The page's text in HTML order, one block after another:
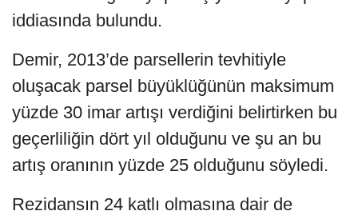
iddiasında bulundu.
Demir, 2013’de parsellerin tevhitiyle
oluşacak parsel büyüklüğünün maksimum
yüzde 30 imar artışı verdiğini belirtirken bu
geçerliliğin dört yıl olduğunu ve şu an bu
artış oranının yüzde 25 olduğunu söyledi.
Rezidansın 24 katlı olmasına dair de